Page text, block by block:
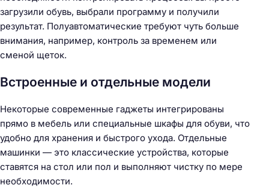
загрузили обувь, выбрали программу и получили
результат. Полуавтоматические требуют чуть больше
внимания, например, контроль за временем или
сменой щеток.
Встроенные и отдельные модели
Некоторые современные гаджеты интегрированы
прямо в мебель или специальные шкафы для обуви, что
удобно для хранения и быстрого ухода. Отдельные
машинки — это классические устройства, которые
ставятся на стол или пол и выполняют чистку по мере
необходимости.